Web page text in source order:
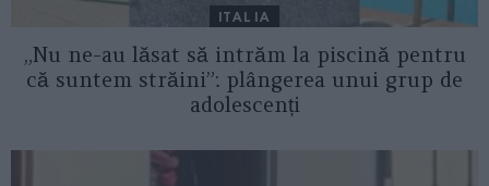
ITALIA
„Nu ne-au lăsat să intrăm la piscină pentru
că suntem străini”: plângerea unui grup de
adolescenți